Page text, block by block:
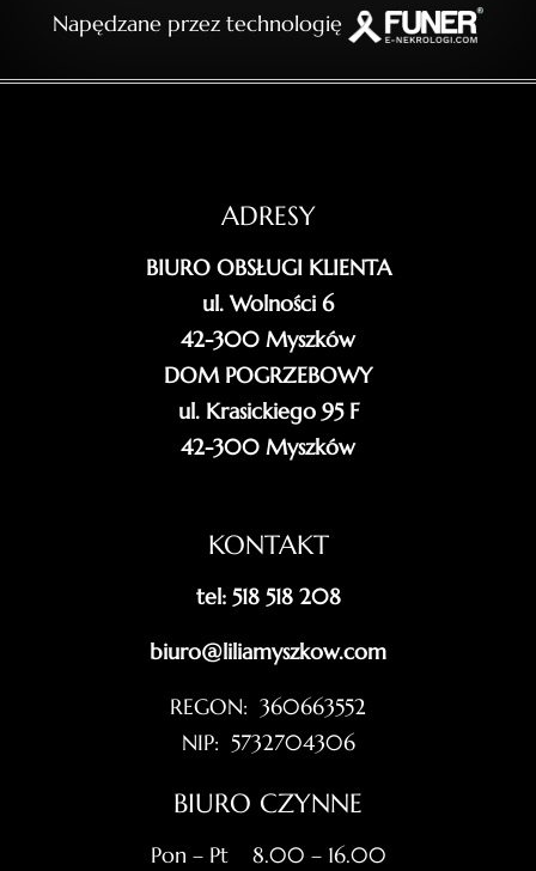
Napędzane przez technologię
ADRESY
BIURO OBSŁUGI KLIENTA
ul. Wolności 6
42-300 Myszków
DOM POGRZEBOWY
ul. Krasickiego 95 F
42-300 Myszków
KONTAKT
tel: 518 518 208
biuro@liliamyszkow.com
REGON: 360663552
NIP: 5732704306
BIURO CZYNNE
Pon – Pt 8.00 – 16.00